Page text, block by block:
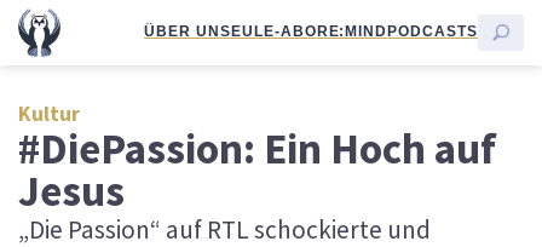
ÜBER UNSEULE-ABORE:MINDPODCASTS
Kultur
#DiePassion: Ein Hoch auf
Jesus
„Die Passion“ auf RTL schockierte und